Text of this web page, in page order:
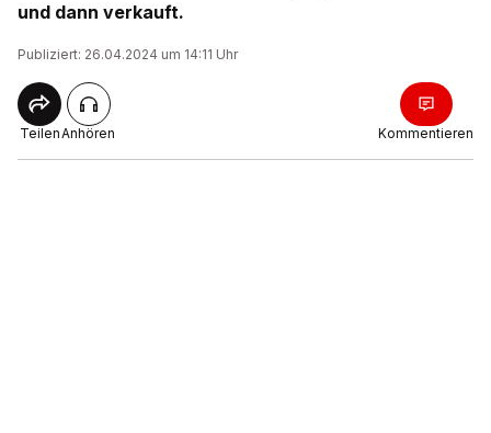
und dann verkauft.
Publiziert: 26.04.2024 um 14:11 Uhr
TeilenAnhören Kommentieren